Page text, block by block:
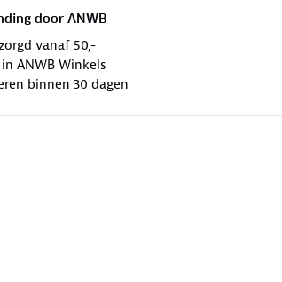
door ANWB
vanaf 50,-
ANWB Winkels
binnen 30 dagen